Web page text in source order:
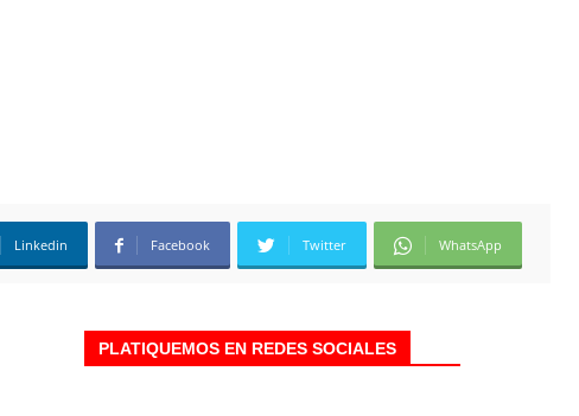
Linkedin Facebook Twitter WhatsApp
PLATIQUEMOS EN REDES SOCIALES